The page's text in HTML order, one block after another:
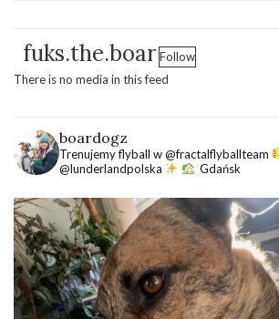
fuks.the.boar Follow
There is no media in this feed
boardogz
Trenujemy flyball w @fractalflyballteam
@lunderlandpolska
Gdańsk